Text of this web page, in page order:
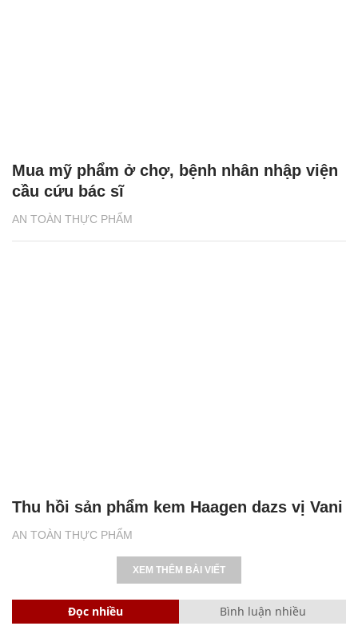
AN TOÀN THỰC PHẨM
Mua mỹ phẩm ở chợ, bệnh nhân nhập viện
cầu cứu bác sĩ
AN TOÀN THỰC PHẨM
Thu hồi sản phẩm kem Haagen dazs vị Vani
XEM THÊM BÀI VIẾT
Đọc nhiều Bình luận nhiều